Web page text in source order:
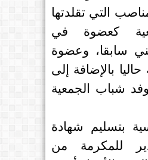
التي تقلدتها
كعضوة في
سابقا، وعضوة
حاليا بالإضافة إلى
شباب الجمعية
بتسليم شهادة
للمكرمة من